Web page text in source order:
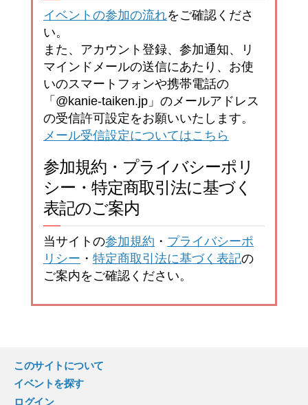
イベントの参加の流れをご確認くださ
い。
また、アカウント登録、参加通知、リ
マインドメールの送信にあたり、お使
いのスマートフォンや携帯電話の
「@kanie-taiken.jp」のメールアドレス
の受信許可設定をお願いいたします。
メール受信設定についてはこちら
参加規約・プライバシーポリ
シー・特定商取引法に基づく
表記のご案内
当サイトの参加規約 ・ プライバシーポ
リシー ・ 特定商取引法に基づく表記の
ご案内をご確認ください。
このサイトについて
イベントを探す
ログイン